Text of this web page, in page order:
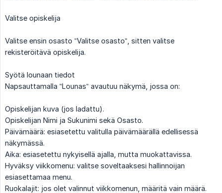
Valitse opiskelija
Valitse ensin osasto ”Valitse osasto”, sitten valitse
rekisteröitävä opiskelija.
Syötä lounaan tiedot
Napsauttamalla ”Lounas” avautuu näkymä, jossa on:
Opiskelijan kuva (jos ladattu).
Opiskelijan Nimi ja Sukunimi sekä Osasto.
Päivämäärä: esiasetettu valitulla päivämäärällä edellisessä
näkymässä.
Aika: esiasetettu nykyisellä ajalla, mutta muokattavissa.
Hyväksy viikkomenu: valitse soveltaaksesi hallinnoijan
esiasettamaa menu.
Ruokalajit: jos olet valinnut viikkomenun, määritä vain määrä.